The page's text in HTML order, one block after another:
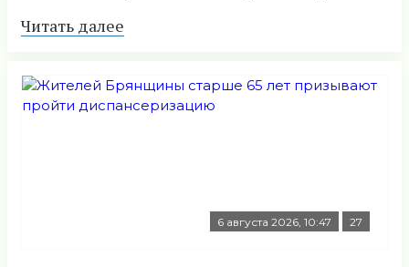
Читать далее
6 августа 2026, 10:47 27